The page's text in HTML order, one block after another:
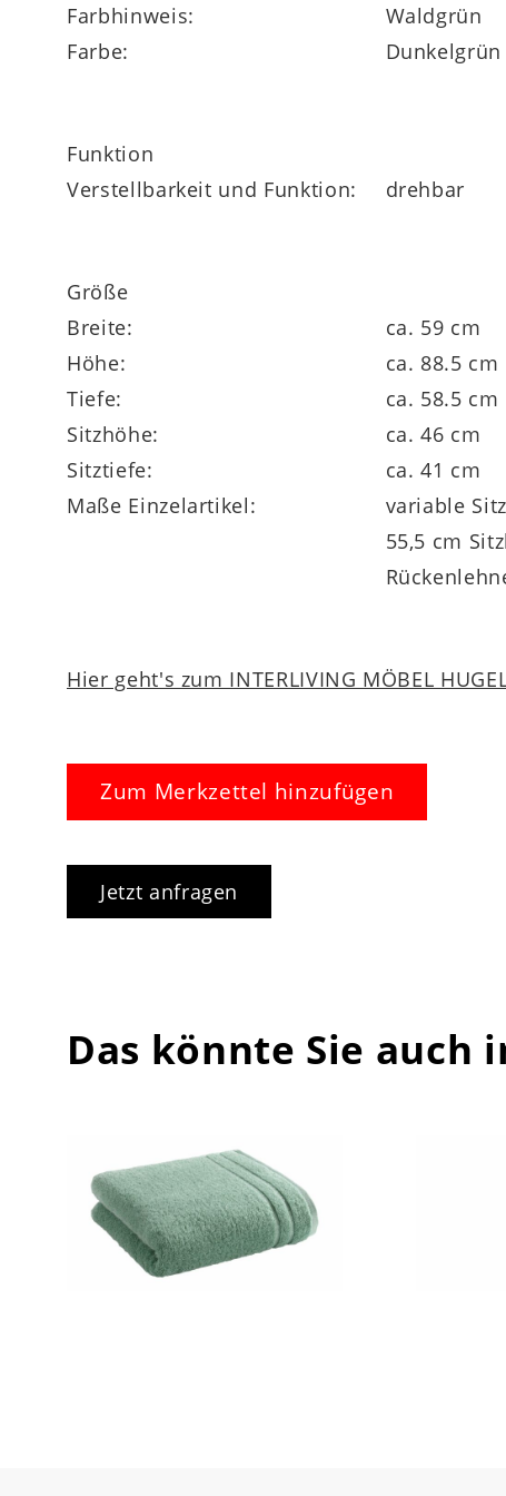
Farbhinweis:
Waldgrün
Farbe:
Dunkelgrün
Funktion
Verstellbarkeit und Funktion:
drehbar
Größe
Breite:
ca. 59 cm
Höhe:
ca. 88.5 cm
Tiefe:
ca. 58.5 cm
Sitzhöhe:
ca. 46 cm
Sitztiefe:
ca. 41 cm
Maße Einzelartikel:
variable
55,5 cm Sitzbreite ca. 41 cm
Hier geht's zum INTERLIVING MÖBEL
Zum Merkzettel hinzufügen
Jetzt anfragen
Das könnte Sie auch